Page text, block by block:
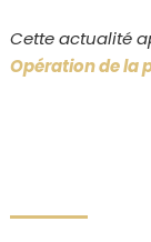
Cette actualité
Opération de la